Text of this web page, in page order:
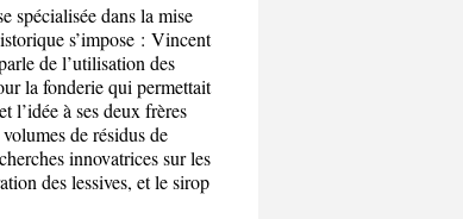
spécialisée dans la mise
s’impose : Vincent
de l’utilisation des
la fonderie qui permettait
l’idée à ses deux frères
de résidus de
innovatrices sur les
des lessives, et le sirop